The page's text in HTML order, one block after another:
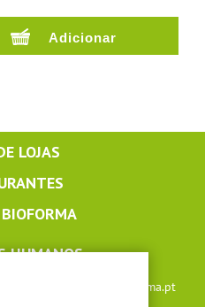
LOJAS
HUMANOS
lojaonline@bioforma.pt